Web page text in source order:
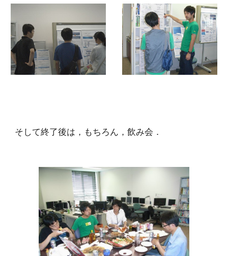
そして終了後は，もちろん，飲み会．